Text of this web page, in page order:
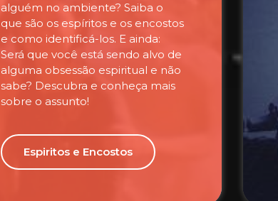
alguém no ambiente? Saiba o
que são os espíritos e os encostos
e como identificá-los. E ainda:
Será que você está sendo alvo de
alguma obsessão espiritual e não
sabe? Descubra e conheça mais
sobre o assunto!
Espiritos e Encostos